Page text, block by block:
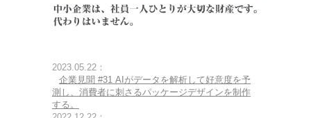
2023.05.22：
企業見聞 #31 AIがデータを解析して好意度を予
測し、消費者に刺さるパッケージデザインを制作
する。